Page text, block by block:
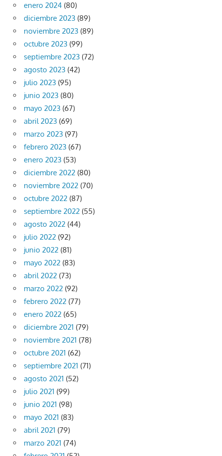
enero 2024 (80)
diciembre 2023 (89)
noviembre 2023 (89)
octubre 2023 (99)
septiembre 2023 (72)
agosto 2023 (42)
julio 2023 (95)
junio 2023 (80)
mayo 2023 (67)
abril 2023 (69)
marzo 2023 (97)
febrero 2023 (67)
enero 2023 (53)
diciembre 2022 (80)
noviembre 2022 (70)
octubre 2022 (87)
septiembre 2022 (55)
agosto 2022 (44)
julio 2022 (92)
junio 2022 (81)
mayo 2022 (83)
abril 2022 (73)
marzo 2022 (92)
febrero 2022 (77)
enero 2022 (65)
diciembre 2021 (79)
noviembre 2021 (78)
octubre 2021 (62)
septiembre 2021 (71)
agosto 2021 (52)
julio 2021 (99)
junio 2021 (98)
mayo 2021 (83)
abril 2021 (79)
marzo 2021 (74)